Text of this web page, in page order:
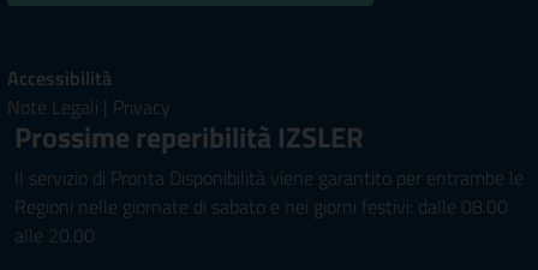
Accessibilità
Note Legali | Privacy
Prossime reperibilità IZSLER
Il servizio di Pronta Disponibilità viene garantito per entrambe le
Regioni nelle giornate di sabato e nei giorni festivi: dalle 08.00
alle 20.00